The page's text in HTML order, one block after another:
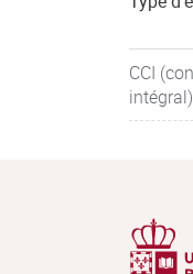
CCI
intégral)